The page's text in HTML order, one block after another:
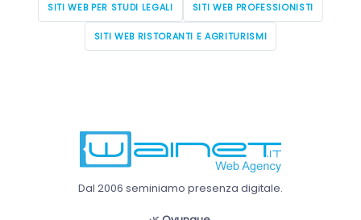
SITI WEB PER STUDI LEGALI SITI WEB PROFESSIONISTI
SITI WEB RISTORANTI E AGRITURISMI
Dal 2006 seminiamo presenza digitale.